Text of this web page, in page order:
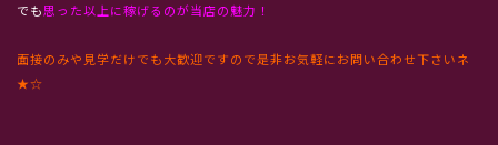
でも思った以上に稼げるのが当店の魅力！
面接のみや見学だけでも大歓迎ですので是非お気軽にお問い合わせ下さいネ
★☆